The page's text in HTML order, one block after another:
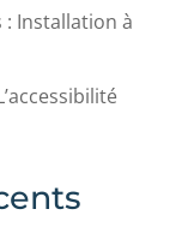
: Installation à